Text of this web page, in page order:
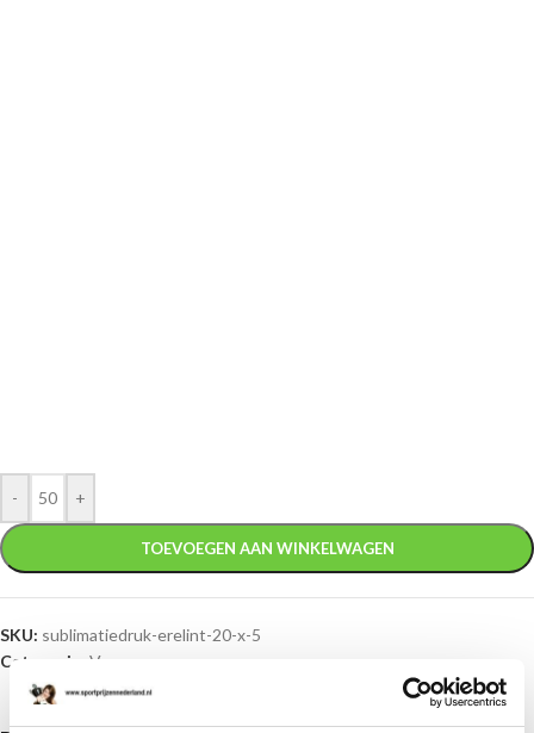
- +
TOEVOEGEN AAN WINKELWAGEN
SKU: sublimatiedruk-erelint-20-x-5
Categorie:
Vanen